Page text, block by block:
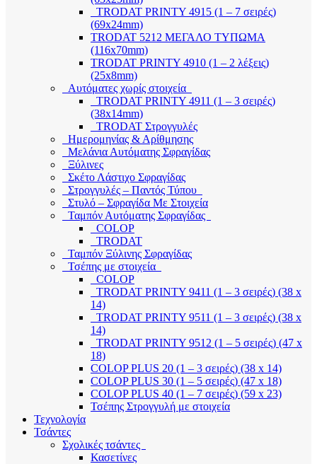
TRODAT PRINTY 4915 (1 – 7 σειρές)
(69x24mm)
TRODAT 5212 ΜΕΓΑΛΟ ΤΥΠΩΜΑ
(116x70mm)
TRODAT PRINTY 4910 (1 – 2 λέξεις)
(25x8mm)
Αυτόματες χωρίς στοιχεία
TRODAT PRINTY 4911 (1 – 3 σειρές)
(38x14mm)
TRODAT Στρογγυλές
Ημερομηνίας & Αρίθμησης
Μελάνια Αυτόματης Σφραγίδας
Ξύλινες
Σκέτο Λάστιχο Σφραγίδας
Στρογγυλές – Παντός Τύπου
Στυλό – Σφραγίδα Με Στοιχεία
Ταμπόν Αυτόματης Σφραγίδας
COLOP
TRODAT
Ταμπόν Ξύλινης Σφραγίδας
Τσέπης με στοιχεία
COLOP
TRODAT PRINTY 9411 (1 – 3 σειρές) (38 x
14)
TRODAT PRINTY 9511 (1 – 3 σειρές) (38 x
14)
TRODAT PRINTY 9512 (1 – 5 σειρές) (47 x
18)
COLOP PLUS 20 (1 – 3 σειρές) (38 x 14)
COLOP PLUS 30 (1 – 5 σειρές) (47 x 18)
COLOP PLUS 40 (1 – 7 σειρές) (59 x 23)
Τσέπης Στρογγυλή με στοιχεία
Τεχνολογία
Τσάντες
Σχολικές τσάντες
Κασετίνες